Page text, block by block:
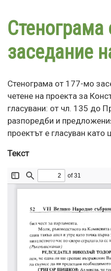
заседание
Стенограма от 177-мо
четене на проекта за
гласувани: от чл. 135 до
разпоредби и
проектът е гласуван като
Текст